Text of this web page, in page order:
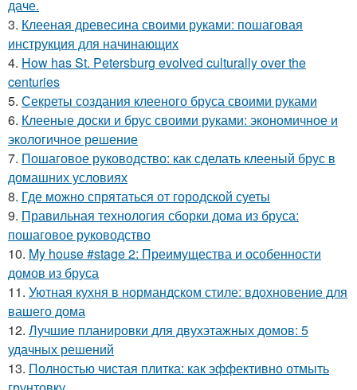
даче.
3. Клееная древесина своими руками: пошаговая
инструкция для начинающих
4. How has St. Petersburg evolved culturally over the
centuries
5. Секреты создания клееного бруса своими руками
6. Клееные доски и брус своими руками: экономичное и
экологичное решение
7. Пошаговое руководство: как сделать клееный брус в
домашних условиях
8. Где можно спрятаться от городской суеты
9. Правильная технология сборки дома из бруса:
пошаговое руководство
10. My house #stage 2: Преимущества и особенности
домов из бруса
11. Уютная кухня в нормандском стиле: вдохновение для
вашего дома
12. Лучшие планировки для двухэтажных домов: 5
удачных решений
13. Полностью чистая плитка: как эффективно отмыть